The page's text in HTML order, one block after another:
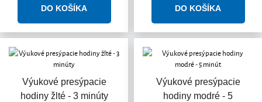
Výukové presýpacie
hodiny žlté - 3 minúty
Výukové presýpacie
hodiny modré - 5